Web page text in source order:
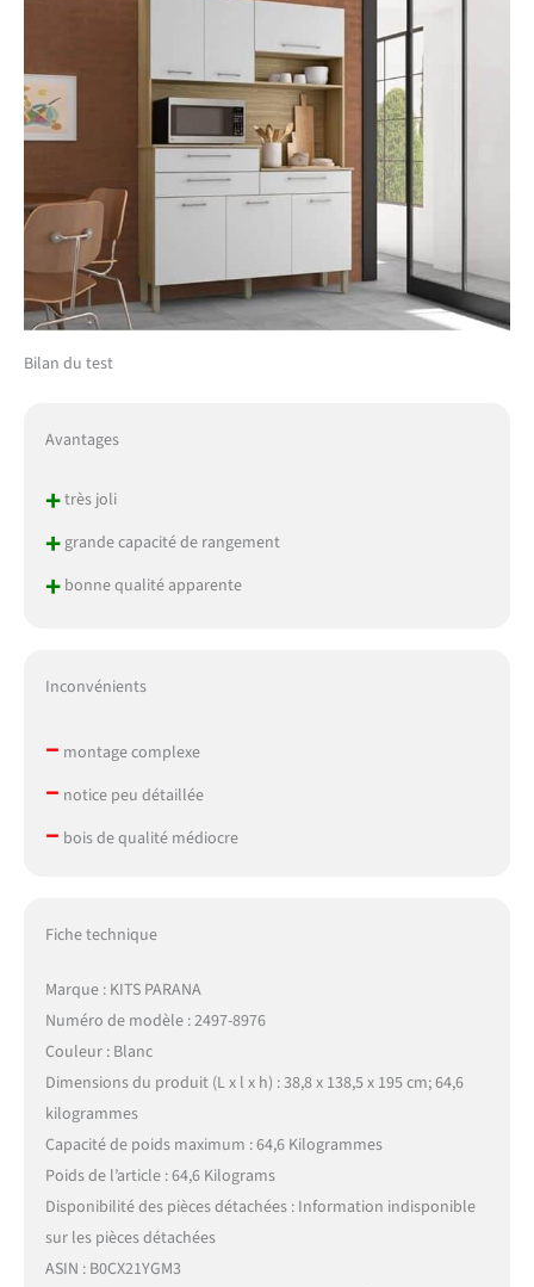
Bilan du test
Avantages
+très joli
+grande capacité de rangement
+bonne qualité apparente
Inconvénients
– montage complexe
– notice peu détaillée
– bois de qualité médiocre
Fiche technique
Marque : KITS PARANA
Numéro de modèle : 2497-8976
Couleur : Blanc
Dimensions du produit (L x l x h) : 38,8 x 138,5 x 195 cm; 64,6
kilogrammes
Capacité de poids maximum : 64,6 Kilogrammes
Poids de l’article : 64,6 Kilograms
Disponibilité des pièces détachées : Information indisponible
sur les pièces détachées
ASIN : B0CX21YGM3